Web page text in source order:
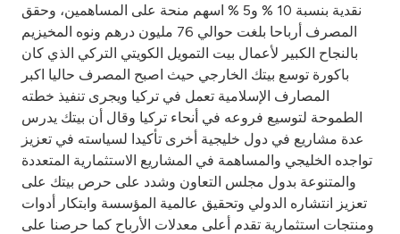
نقدية بنسبة 10 % و5 % اسهم منحة على المساهمين، وحقق
المصرف أرباحا بلغت حوالي 76 مليون درهم ونوه المخيزيم
بالنجاح الكبير لأعمال بيت التمويل الكويتي التركي الذي كان
باكورة توسع بيتك الخارجي حيث اصبح المصرف حاليا اكبر
المصارف الإسلامية تعمل في تركيا ويجرى تنفيذ خطته
الطموحة لتوسيع فروعه في أنحاء تركيا وقال أن بيتك يدرس
عدة مشاريع في دول خليجية أخرى تأكيدا لسياسته في تعزيز
تواجده الخليجي والمساهمة في المشاريع الاستثمارية المتعددة
والمتنوعة بدول مجلس التعاون وشدد على حرص بيتك على
تعزيز انتشاره الدولي وتحقيق عالمية المؤسسة وابتكار أدوات
ومنتجات استثمارية تقدم أعلى معدلات الأرباح كما حرصنا على